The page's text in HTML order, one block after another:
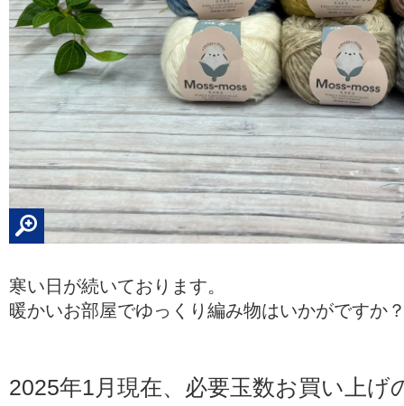
寒い日が続いております。
暖かいお部屋でゆっくり編み物はいかがですか
2025年1月現在、必要玉数お買い上げ